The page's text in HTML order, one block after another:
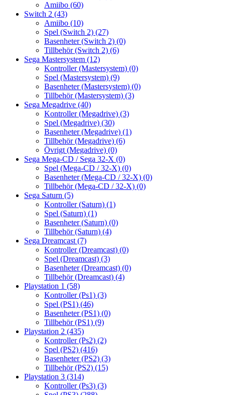
Amiibo (60)
Switch 2 (43)
Amiibo (10)
Spel (Switch 2) (27)
Basenheter (Switch 2) (0)
Tillbehör (Switch 2) (6)
Sega Mastersystem (12)
Kontroller (Mastersystem) (0)
Spel (Mastersystem) (9)
Basenheter (Mastersystem) (0)
Tillbehör (Mastersystem) (3)
Sega Megadrive (40)
Kontroller (Megadrive) (3)
Spel (Megadrive) (30)
Basenheter (Megadrive) (1)
Tillbehör (Megadrive) (6)
Övrigt (Megadrive) (0)
Sega Mega-CD / Sega 32-X (0)
Spel (Mega-CD / 32-X) (0)
Basenheter (Mega-CD / 32-X) (0)
Tillbehör (Mega-CD / 32-X) (0)
Sega Saturn (5)
Kontroller (Saturn) (1)
Spel (Saturn) (1)
Basenheter (Saturn) (0)
Tillbehör (Saturn) (4)
Sega Dreamcast (7)
Kontroller (Dreamcast) (0)
Spel (Dreamcast) (3)
Basenheter (Dreamcast) (0)
Tillbehör (Dreamcast) (4)
Playstation 1 (58)
Kontroller (Ps1) (3)
Spel (PS1) (46)
Basenheter (PS1) (0)
Tillbehör (PS1) (9)
Playstation 2 (435)
Kontroller (Ps2) (2)
Spel (PS2) (416)
Basenheter (PS2) (3)
Tillbehör (PS2) (15)
Playstation 3 (314)
Kontroller (Ps3) (3)